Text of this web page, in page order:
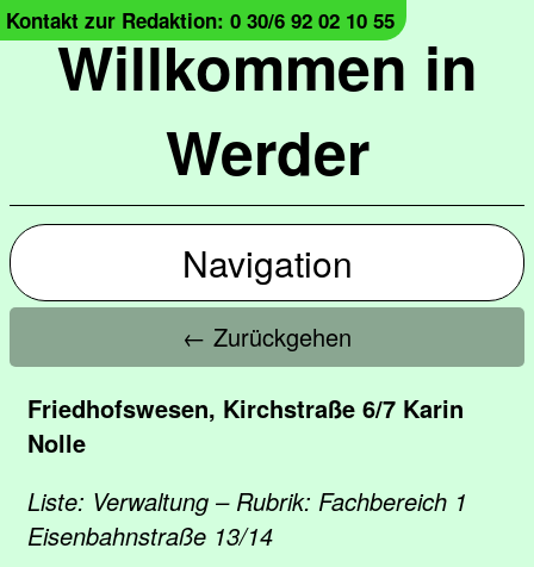
Willkommen in
Werder
Kontakt zur Redaktion: 0 30/6 92 02 10 55
Navigation
← Zurückgehen
Friedhofswesen, Kirchstraße 6/7 Karin
Nolle
Liste: Verwaltung – Rubrik: Fachbereich 1
Eisenbahnstraße 13/14